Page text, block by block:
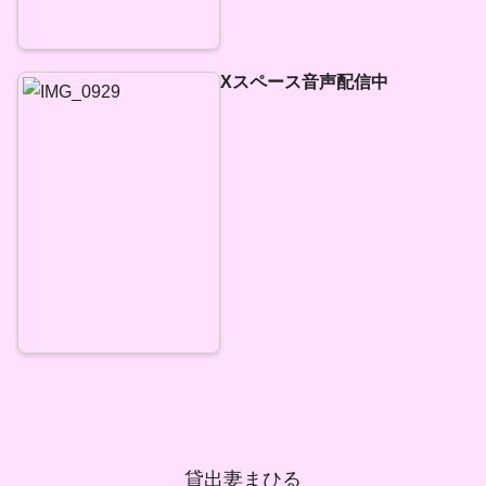
Xスペース音声配信中
貸出妻まひる